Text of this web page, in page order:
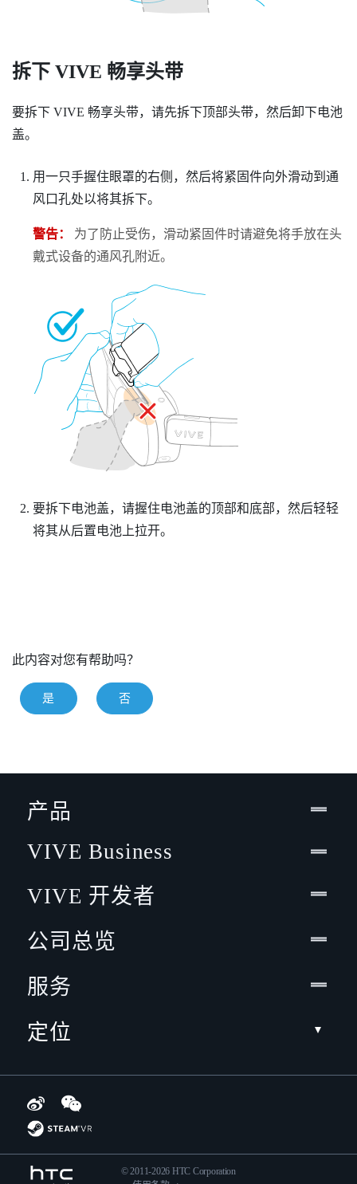
拆下 VIVE 畅享头带
要拆下 VIVE 畅享头带，请先拆下顶部头带，然后卸下电池
盖。
用一只手握住眼罩的右侧，然后将紧固件向外滑动到通
风口孔处以将其拆下。
警告：
为了防止受伤，滑动紧固件时请避免将手放在头
戴式设备的通风孔附近。
要拆下电池盖，请握住电池盖的顶部和底部，然后轻轻
将其从后置电池上拉开。
此内容对您有帮助吗？
是 否
产品
VIVE Business
VIVE 开发者
公司总览
服务
定位
© 2011-2026 HTC Corporation